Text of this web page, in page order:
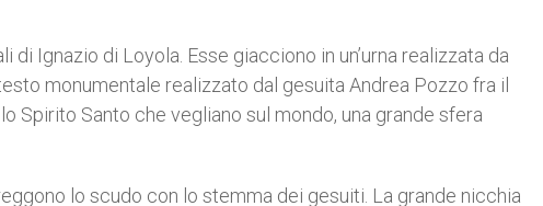
Ignazio di Loyola. Esse giacciono in un’urna realizzata da
monumentale realizzato dal gesuita Andrea Pozzo fra il
Spirito Santo che vegliano sul mondo, una grande sfera
lo scudo con lo stemma dei gesuiti. La grande nicchia